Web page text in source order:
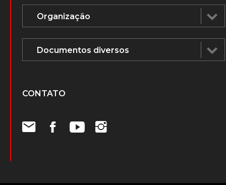
CONTATO